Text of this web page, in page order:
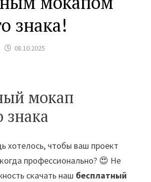
знака!
08.10.2025
мокап
знака
хотелось, чтобы ваш проект
профессионально? 😍 Не
скачать наш бесплатный